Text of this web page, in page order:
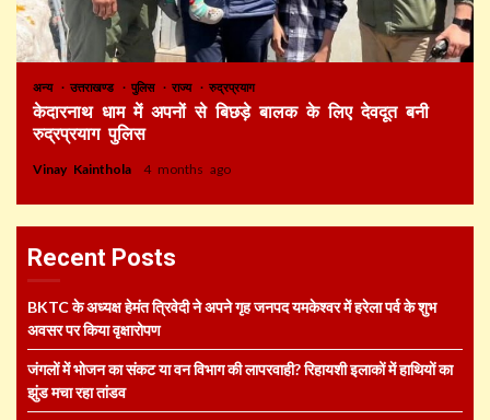
अन्य उत्तराखण्ड पुलिस राज्य रुद्रप्रयाग
केदारनाथ धाम में अपनों से बिछड़े बालक के लिए देवदूत बनी
रुद्रप्रयाग पुलिस
Vinay Kainthola 4 months ago
Recent Posts
BKTC के अध्यक्ष हेमंत त्रिवेदी ने अपने गृह जनपद यमकेश्वर में हरेला पर्व के शुभ
अवसर पर किया वृक्षारोपण
जंगलों में भोजन का संकट या वन विभाग की लापरवाही? रिहायशी इलाकों में हाथियों का
झुंड मचा रहा तांडव